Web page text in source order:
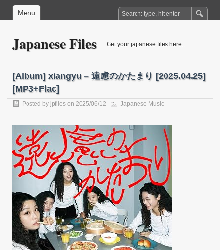
Menu
Japanese Files Get your japanese files here..
[Album] xiangyu – 遠慮のかたまり [2025.04.25]
[MP3+Flac]
Posted by jpfiles on 2025/06/12 Japanese Music